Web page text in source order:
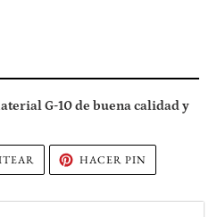
G-10 de buena calidad y
TUITEAR
TWITTER
HACER PINPINEAR
PINTEREST